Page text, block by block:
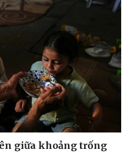
giữa khoảng trống